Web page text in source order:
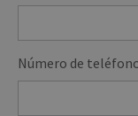
Número de